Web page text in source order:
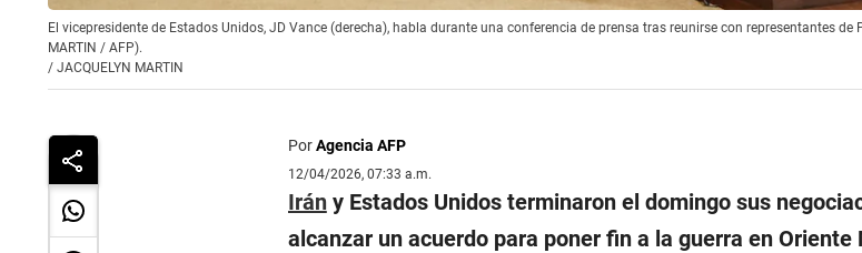
El vicepresidente de Estados Unidos, JD Vance (derecha), habla durante una conferencia de prensa tras reunirse con representantes
MARTIN / AFP).
/ JACQUELYN MARTIN
PorAgencia AFP
12/04/2026, 07:33 a.m.
Irány Estados Unidos terminaron el domingo sus
alcanzar un acuerdo para poner fin a la guerra en